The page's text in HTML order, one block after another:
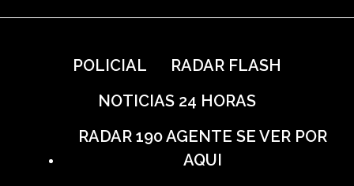
POLICIAL
RADAR FLASH
NOTICIAS 24 HORAS
RADAR 190 AGENTE SE VER POR
AQUI